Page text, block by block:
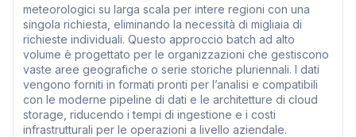
meteorologici su larga scala per intere regioni con una
singola richiesta, eliminando la necessità di migliaia di
richieste individuali. Questo approccio batch ad alto
volume è progettato per le organizzazioni che gestiscono
vaste aree geografiche o serie storiche pluriennali. I dati
vengono forniti in formati pronti per l’analisi e compatibili
con le moderne pipeline di dati e le architetture di cloud
storage, riducendo i tempi di ingestione e i costi
infrastrutturali per le operazioni a livello aziendale.